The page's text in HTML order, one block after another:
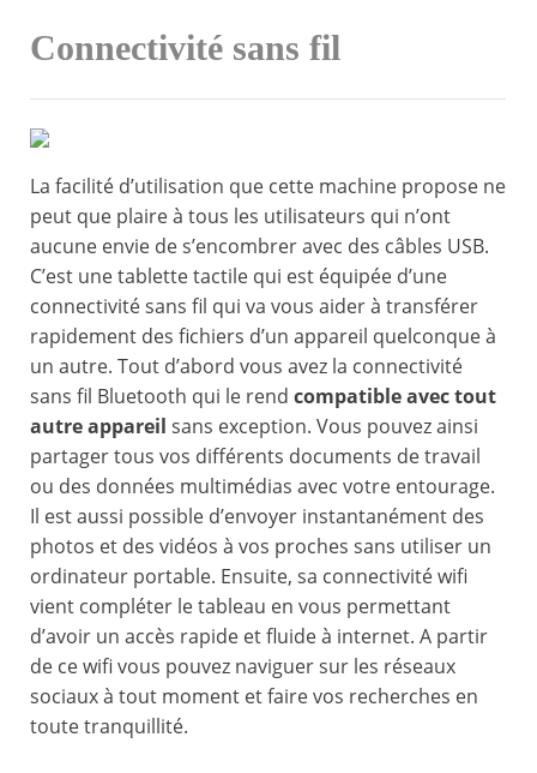
Connectivité sans fil
La facilité d’utilisation que cette machine propose ne
peut que plaire à tous les utilisateurs qui n’ont
aucune envie de s’encombrer avec des câbles USB.
C’est une tablette tactile qui est équipée d’une
connectivité sans fil qui va vous aider à transférer
rapidement des fichiers d’un appareil quelconque à
un autre. Tout d’abord vous avez la connectivité
sans fil Bluetooth qui le rend compatible avec tout
autre appareil sans exception. Vous pouvez ainsi
partager tous vos différents documents de travail
ou des données multimédias avec votre entourage.
Il est aussi possible d’envoyer instantanément des
photos et des vidéos à vos proches sans utiliser un
ordinateur portable. Ensuite, sa connectivité wifi
vient compléter le tableau en vous permettant
d’avoir un accès rapide et fluide à internet. A partir
de ce wifi vous pouvez naviguer sur les réseaux
sociaux à tout moment et faire vos recherches en
toute tranquillité.